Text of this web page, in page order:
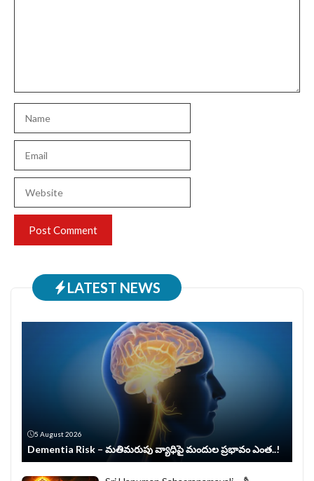
LATEST NEWS
5 August 2026
Dementia Risk – మతిమరుపు వ్యాధిపై మందుల ప్రభావం ఎంత..!